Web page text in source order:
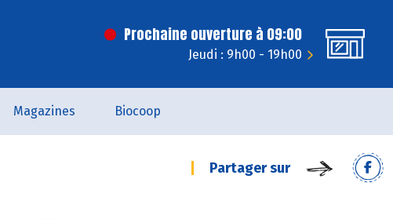
Prochaine ouverture à 09:00
Jeudi : 9h00 - 19h00
Magazines Biocoop
Partager sur